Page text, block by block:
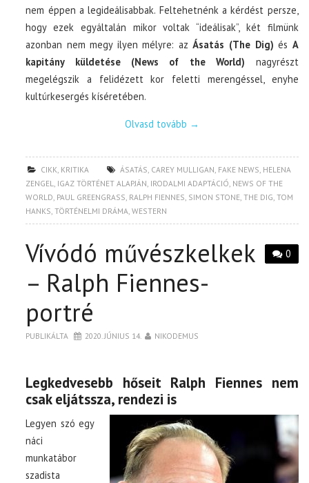
nem éppen a legideálisabbak. Feltehetnénk a kérdést persze,
hogy ezek egyáltalán mikor voltak “ideálisak”, két filmünk
azonban nem megy ilyen mélyre: azÁsatás (The Dig) és A
kapitány küldetése (News of the World) nagyrészt
megelégszik a felidézett kor feletti merengéssel, enyhe
kultúrkesergés kíséretében.
Olvasd tovább →
CIKK KRITIKA ÁSATÁS CAREY MULLIGAN FAKE NEWS HELENA
ZENGEL
IGAZ TÖRTÉNET ALAPJÁN IRODALMI ADAPTÁCIÓ NEWS OF THE
WORLD PAUL GREENGRASS RALPH FIENNES SIMON STONE ,THE DIG ,TOM
HANKS ,TÖRTÉNELMI DRÁMA ,WESTERN
0
Vívódó művészkelkek
– Ralph Fiennes-
portré
PUBLIKÁLTA 2020. JÚNIUS 14. NIKODEMUS
Legkedvesebb hőseit Ralph Fiennes nem
csak eljátssza, rendezi is
Legyen szó egy
náci
munkatábor
szadista